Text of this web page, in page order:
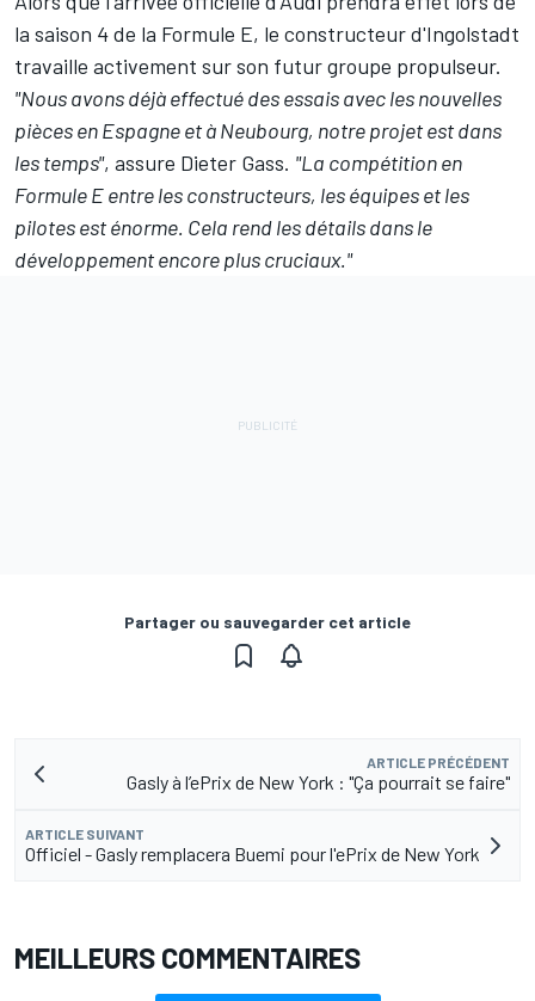
la saison 4 de la Formule E, le constructeur d'Ingolstadt
travaille activement sur son futur groupe propulseur.
"Nous avons déjà effectué des essais avec les nouvelles
pièces en Espagne et à Neubourg, notre projet est dans
les temps", assure Dieter Gass. "La compétition en
Formule E entre les constructeurs, les équipes et les
pilotes est énorme. Cela rend les détails dans le
développement encore plus cruciaux."
Partager ou sauvegarder cet article
ARTICLE PRÉCÉDENT
Gasly à l’ePrix de New York : "Ça pourrait se faire"
ARTICLE SUIVANT
Officiel - Gasly remplacera Buemi pour l'ePrix de New York
MEILLEURS COMMENTAIRES